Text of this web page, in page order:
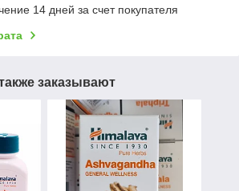
14 дней за счет покупателя
заказывают